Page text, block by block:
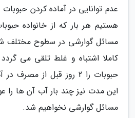
عدم توانایی در آماده کردن
هستیم هر بار که از خانواده
مسائل گوارشی در سطوح مختلف
کاملا اشتباه و غلط تلقی می
حبوبات را 2 روز قبل از
این مدت نیز چند بار آب آن ها را
مسائل گوارشی نخواهیم شد.